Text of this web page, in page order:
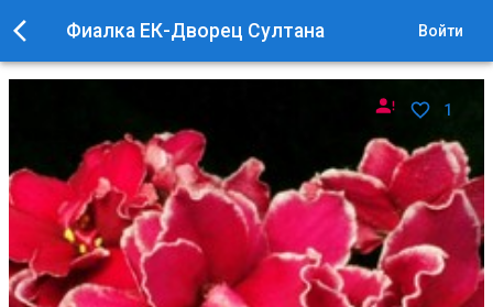
Фиалка ЕК-Дворец Султана Войти
1